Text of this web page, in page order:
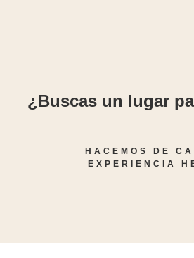
¿Buscas un lugar
HACEMOS DE
EXPERIENCIA